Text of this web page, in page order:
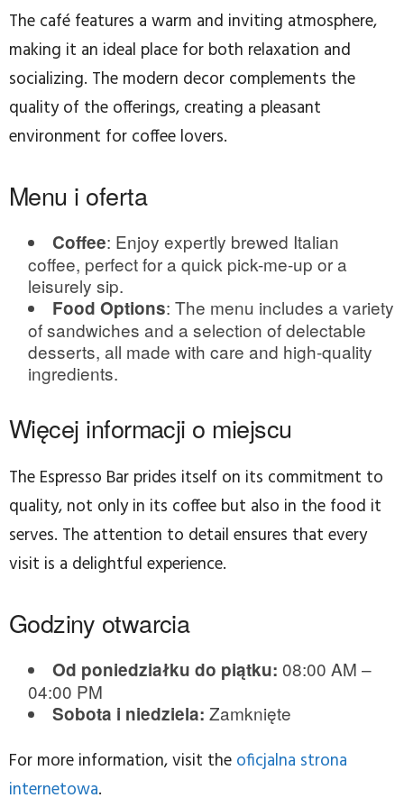
The café features a warm and inviting atmosphere,
making it an ideal place for both relaxation and
socializing. The modern decor complements the
quality of the offerings, creating a pleasant
environment for coffee lovers.
Menu i oferta
Coffee: Enjoy expertly brewed Italian
coffee, perfect for a quick pick-me-up or a
leisurely sip.
Food Options: The menu includes a variety
of sandwiches and a selection of delectable
desserts, all made with care and high-quality
ingredients.
Więcej informacji o miejscu
The Espresso Bar prides itself on its commitment to
quality, not only in its coffee but also in the food it
serves. The attention to detail ensures that every
visit is a delightful experience.
Godziny otwarcia
Od poniedziałku do piątku: 08:00 AM –
04:00 PM
Sobota i niedziela: Zamknięte
For more information, visit the oficjalna strona
internetowa.